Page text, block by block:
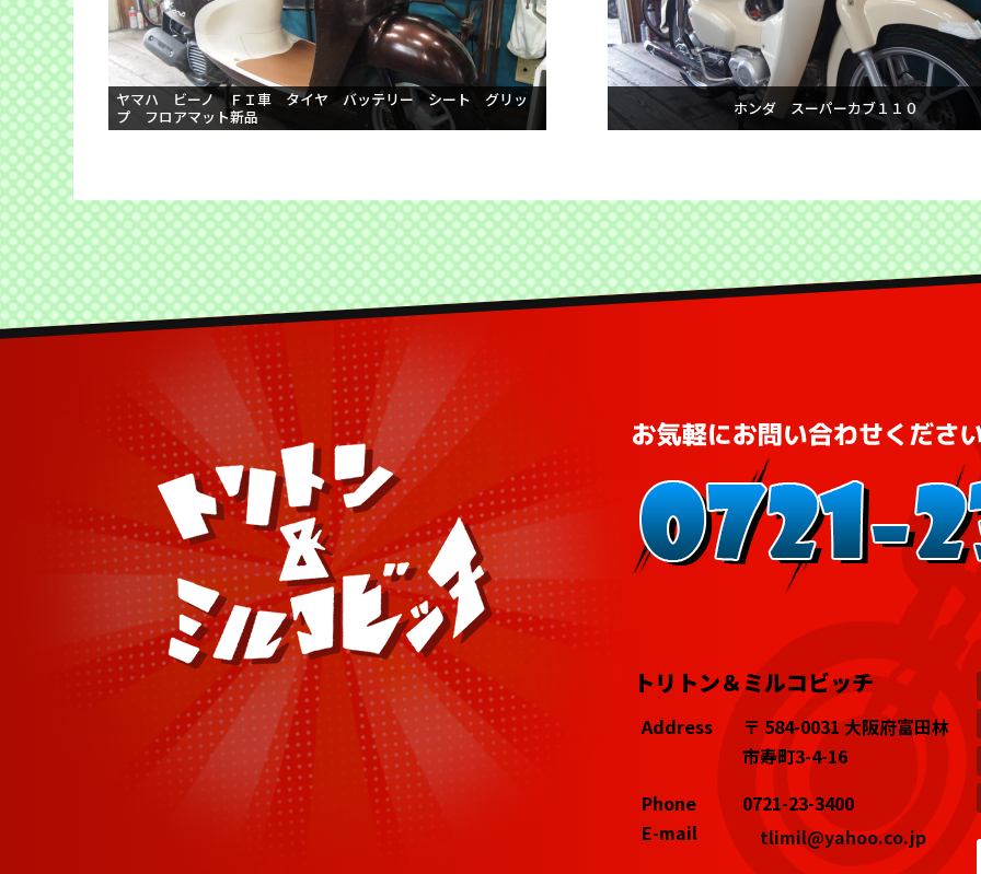
ヤマハ ビーノ ＦＩ車 タイヤ バッテリー シート グリッ
プ フロアマット新品
ホンダ スーパーカブ１１０
トリトン＆ミルコビッチ
Address
〒 584-0031 大阪府富田林
市寿町3-4-16
Phone
0721-23-3400
E-mail
tlimil@yahoo.co.jp